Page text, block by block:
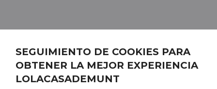
SEGUIMIENTO DE COOKIES PARA
OBTENER LA MEJOR EXPERIENCIA
LOLACASADEMUNT